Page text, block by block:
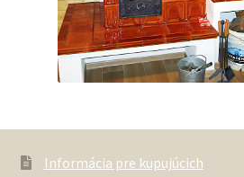
Informácia pre kupujúcich